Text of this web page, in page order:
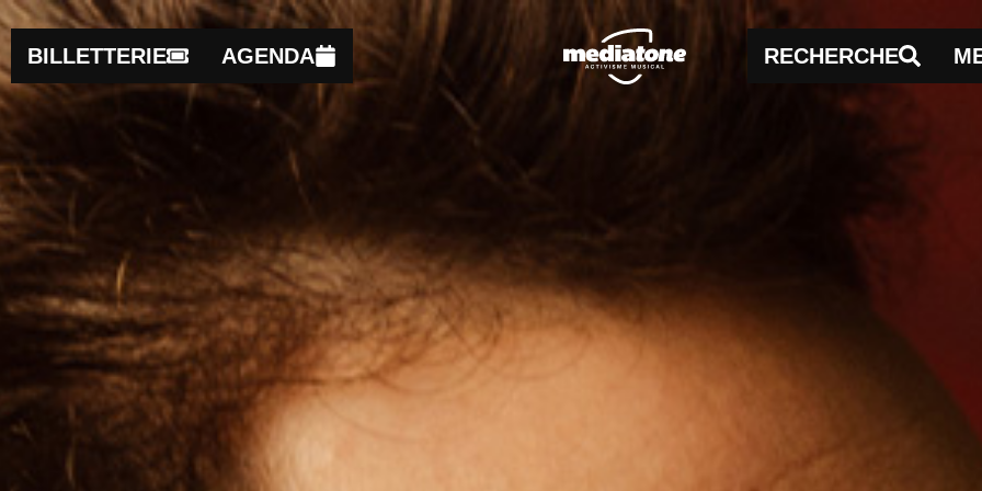
BILLETTERIE AGENDA RECHERCHE